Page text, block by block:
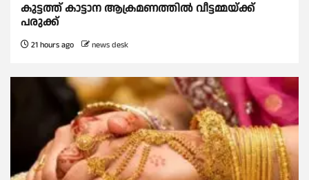
കുട്ടത്ത് കാട്ടാന ആക്രമണത്തിൽ വീട്ടമ്മയ്ക്ക്
പരുക്ക്
21 hours ago news desk